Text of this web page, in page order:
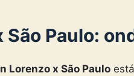
São Paulo:
Lorenzo x São Paulo